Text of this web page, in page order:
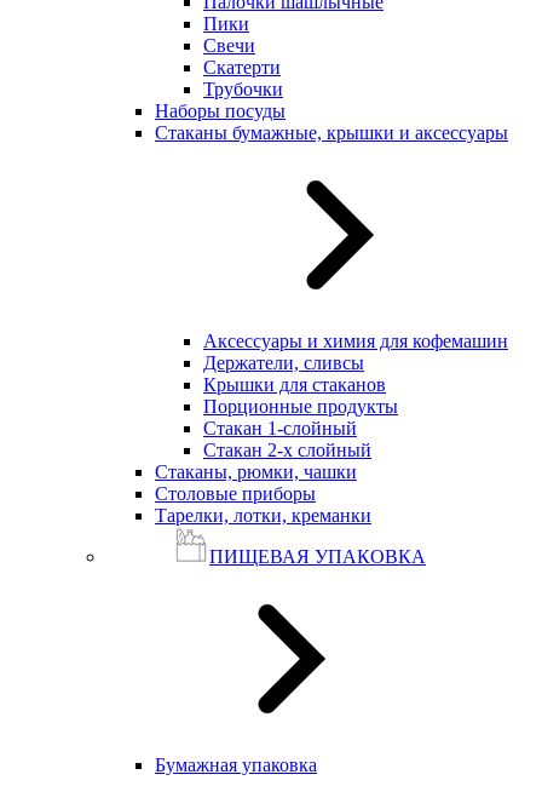
Пики
Свечи
Скатерти
Трубочки
Наборы посуды
Стаканы бумажные, крышки и аксессуары
Аксессуары и химия для кофемашин
Держатели, сливсы
Крышки для стаканов
Порционные продукты
Стакан 1-слойный
Стакан 2-х слойный
Стаканы, рюмки, чашки
Столовые приборы
Тарелки, лотки, креманки
ПИЩЕВАЯ УПАКОВКА
Бумажная упаковка